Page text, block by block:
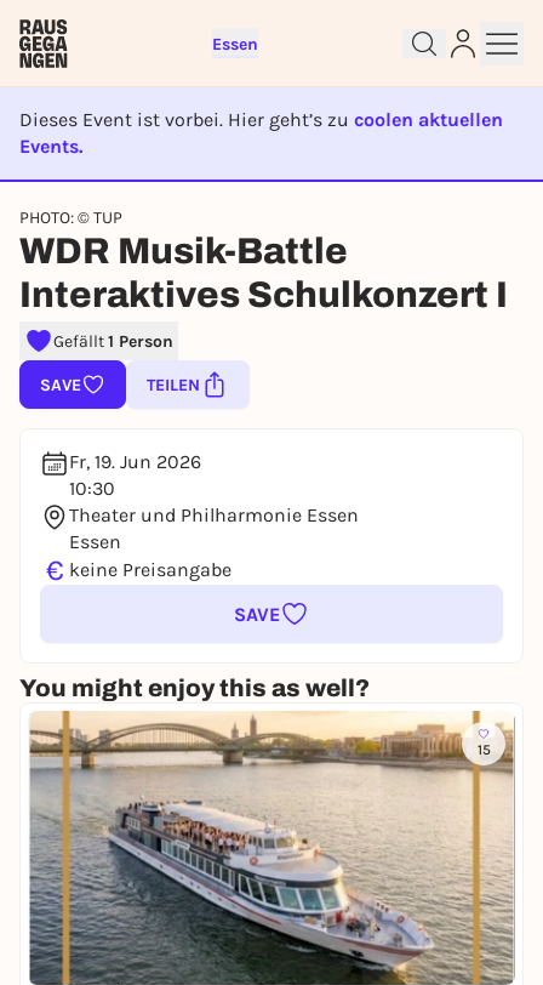
Essen
Dieses Event ist vorbei. Hier geht’s zu coolen aktuellen
Events.
EVENT IST BEENDET
PHOTO: © TUP
WDR Musik-Battle
Interaktives Schulkonzert I
Gefällt1 Person
SAVE TEILEN
Fr, 19. Jun 2026
10:30
Theater und Philharmonie Essen
Essen
€ keine Preisangabe
SAVE
You might enjoy this as well?
15
Sign up for free and get started
right away
To like events, follow pages, or participate in
lotteries, you need a free Rausgegangen account.
You already have an account?